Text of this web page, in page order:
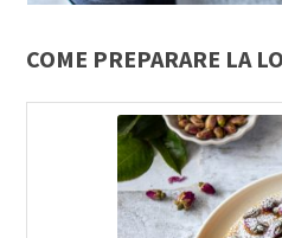
COME PREPARARE LA